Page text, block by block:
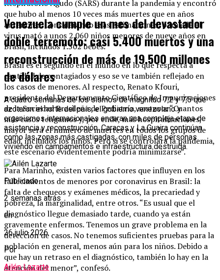
Respiratorio Agudo (SARS) durante la pandemia y encontró
que hubo al menos 10 veces más muertes que en años
anteriores. Considerando esas estimaciones, para ella el
virus mató a unos 2.060 niños menores de nueve años en
Brasil, incluidos 1.302 bebés.
Brasil es el segundo en el mundo en lo que respecta a
cantidad de contagiados y eso se ve también reflejado en
los casos de menores. Al respecto, Renato Kfouri,
presidente del Departamento Científico de Inmunizaciones
de la Sociedad Brasileña de Pediatría, sostuvo: “Cuantos
más casos tengamos y, por ende, más hospitalizaciones,
mayor será el número de muertes en todos los grupos de
edad, incluidos los niños. Pero si se controlara la pandemia,
este escenario evidentemente podría minimizarse”.
Para Marinho, existen varios factores que influyen en los
fallecimientos de menores por coronavirus en Brasil: la
falta de chequeos y exámenes médicos, la precariedad y
pobreza, la marginalidad, entre otros. “Es usual que el
diagnóstico llegue demasiado tarde, cuando ya están
gravemente enfermos. Tenemos un grave problema en la
detección de casos. No tenemos suficientes pruebas para la
población en general, menos aún para los niños. Debido a
que hay un retraso en el diagnóstico, también lo hay en la
atención del menor”, confesó.
Venezuela cumple un mes del devastador
doble terremoto: casi 5.400 muertos y una
reconstrucción de más de 19.500 millones
de dólares
A cuatro semanas de los sismos de magnitud 7,2 y 7,5 que
azotaron el norte del país, el gobierno venezolano y
organismos internacionales encaran una compleja etapa de
asistencia y reconstrucción. Caracas y La Guaira continúan
como las zonas más castigadas, con miles de personas
viviendo en campamentos e infraestructura destruida.
Publicado
2 semanas atrás
en
26 julio 2026
Por
Ailén Lazarte